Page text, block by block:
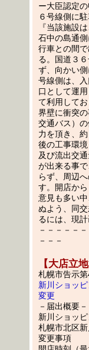
ー大臣認定
６号線側に
『当該施設
石中の島通
行車との間
る。国道３
ず、向かい
号線側は、
口として運
て利用して
界壁に衝突
交通バス）
力を頂き、
後の工事環
及び流出交
が出来る事
らず、周辺
す。開店か
意見も多い
ぬよう、同
るには、現
－－－－－
－－－
【大店立
札幌市告示
新川ショッ
変更
－届出概要－
新川ショッ
札幌市北区
変更事項